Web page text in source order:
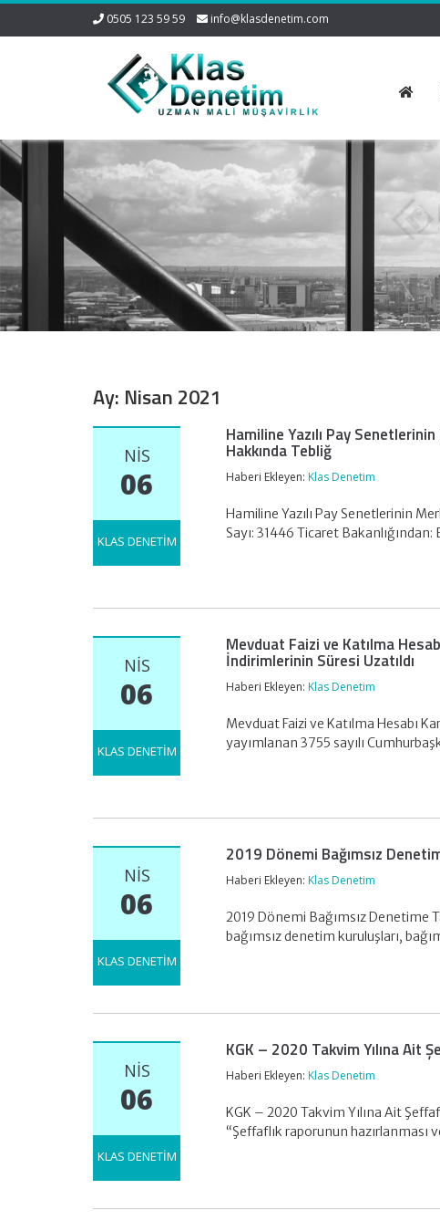
0505 123 59 59 info@klasdenetim.com
Ay: Nisan 2021
NIS
06
KLAS DENETİM
Hamiline Yazılı Pay
Hakkında Tebliğ
Haberi Ekleyen:Klas Denetim
Hamiline Yazılı Pay Senetlerinin
Sayı: 31446 Ticaret
NIS
06
KLAS DENETİM
Mevduat Faizi ve Katılma
İndirimlerinin Süresi Uzatıldı
Haberi Ekleyen:Klas Denetim
Mevduat Faizi ve Katılma Hesabı
yayımlanan 3755 sayılı
NIS
06
KLAS DENETİM
2019 Dönemi Bağımsız
Haberi Ekleyen:Klas Denetim
2019 Dönemi Bağımsız Denetime
bağımsız denetim kuruluşları,
NIS
06
KLAS DENETİM
KGK – 2020 Takvim Yılına Ait
Haberi Ekleyen:Klas Denetim
KGK – 2020 Takvim Yılına Ait
“Şeffaflık raporunun hazırlanması